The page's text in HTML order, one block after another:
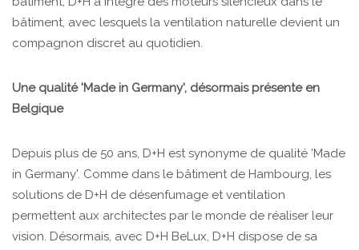
bâtiment, avec lesquels la ventilation naturelle devient un
compagnon discret au quotidien.
Une qualité 'Made in Germany', désormais présente en
Belgique
Depuis plus de 50 ans, D+H est synonyme de qualité 'Made
in Germany'. Comme dans le bâtiment de Hambourg, les
solutions de D+H de désenfumage et ventilation
permettent aux architectes par le monde de réaliser leur
vision. Désormais, avec D+H BeLux, D+H dispose de sa